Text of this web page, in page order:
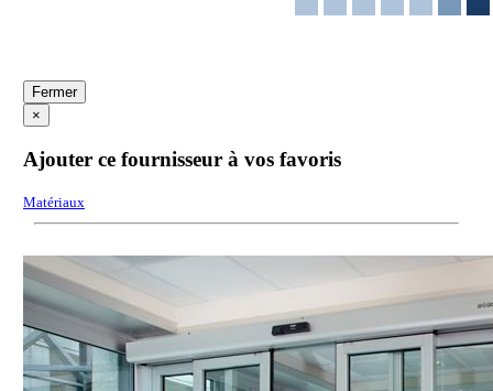
Fermer
×
Ajouter ce fournisseur à vos favoris
Matériaux